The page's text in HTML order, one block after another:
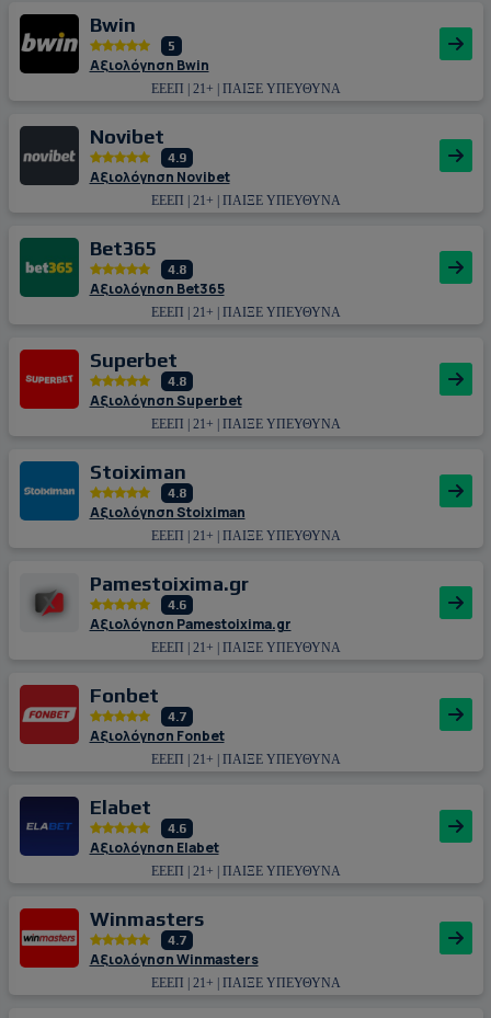
Bwin
5
Αξιολόγηση Bwin
ΕΕΕΠ | 21+ | ΠΑΙΞΕ ΥΠΕΥΘΥΝΑ
Novibet
4.9
Αξιολόγηση Novibet
ΕΕΕΠ | 21+ | ΠΑΙΞΕ ΥΠΕΥΘΥΝΑ
Bet365
4.8
Αξιολόγηση Bet365
ΕΕΕΠ | 21+ | ΠΑΙΞΕ ΥΠΕΥΘΥΝΑ
Superbet
4.8
Αξιολόγηση Superbet
ΕΕΕΠ | 21+ | ΠΑΙΞΕ ΥΠΕΥΘΥΝΑ
Stoiximan
4.8
Αξιολόγηση Stoiximan
ΕΕΕΠ | 21+ | ΠΑΙΞΕ ΥΠΕΥΘΥΝΑ
Pamestoixima.gr
4.6
Αξιολόγηση Pamestoixima.gr
ΕΕΕΠ | 21+ | ΠΑΙΞΕ ΥΠΕΥΘΥΝΑ
Fonbet
4.7
Αξιολόγηση Fonbet
ΕΕΕΠ | 21+ | ΠΑΙΞΕ ΥΠΕΥΘΥΝΑ
Εlabet
4.6
Αξιολόγηση Εlabet
ΕΕΕΠ | 21+ | ΠΑΙΞΕ ΥΠΕΥΘΥΝΑ
Winmasters
4.7
Αξιολόγηση Winmasters
ΕΕΕΠ | 21+ | ΠΑΙΞΕ ΥΠΕΥΘΥΝΑ